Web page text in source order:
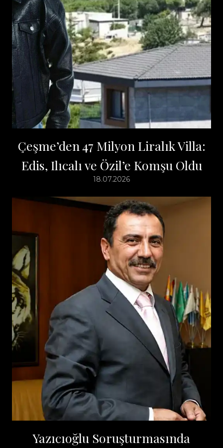
Çeşme’den 47 Milyon Liralık Villa:
Edis, Ilıcalı ve Özil’e Komşu Oldu
18.07.2026
Yazıcıoğlu Soruşturmasında